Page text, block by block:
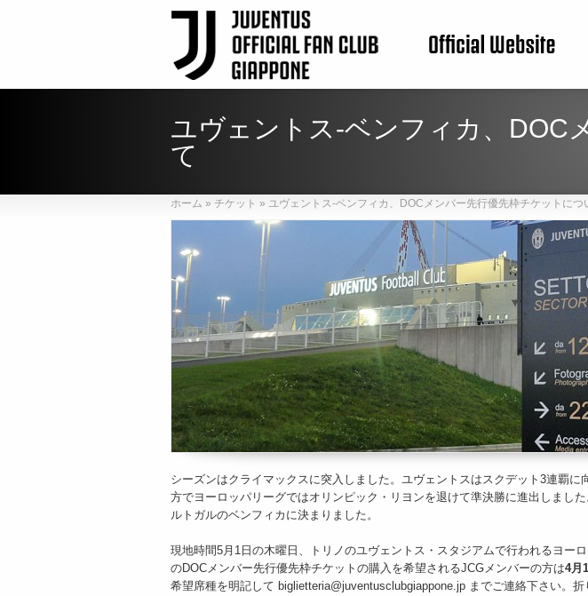
ユヴェントス-ベンフィカ、DOC
て
ホーム » チケット » ユヴェントス-ベンフィカ、DOCメンバー先行優先枠チケットにつ
シーズンはクライマックスに突入しました。ユヴェントスはスクデット3連覇に
方でヨーロッパリーグではオリンピック・リヨンを退けて準決勝に進出しまし
ルトガルのベンフィカに決まりました。
現地時間5月1日の木曜日、トリノのユヴェントス・スタジアムで行われるヨー
のDOCメンバー先行優先枠チケットの購入を希望されるJCGメンバーの方は4月
希望席種を明記して biglietteria@juventusclubgiappone.jp までご連絡下さい。折